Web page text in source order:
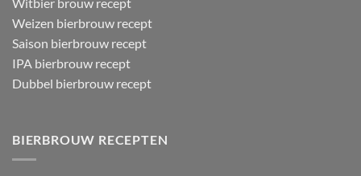
Witbier brouw recept
Weizen bierbrouw recept
Saison bierbrouw recept
IPA bierbrouw recept
Dubbel bierbrouw recept
BIERBROUW RECEPTEN